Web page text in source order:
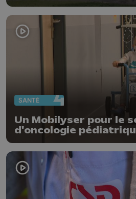
SANTÉ
Un Mobilyser pour le
d'oncologie
MontLégia